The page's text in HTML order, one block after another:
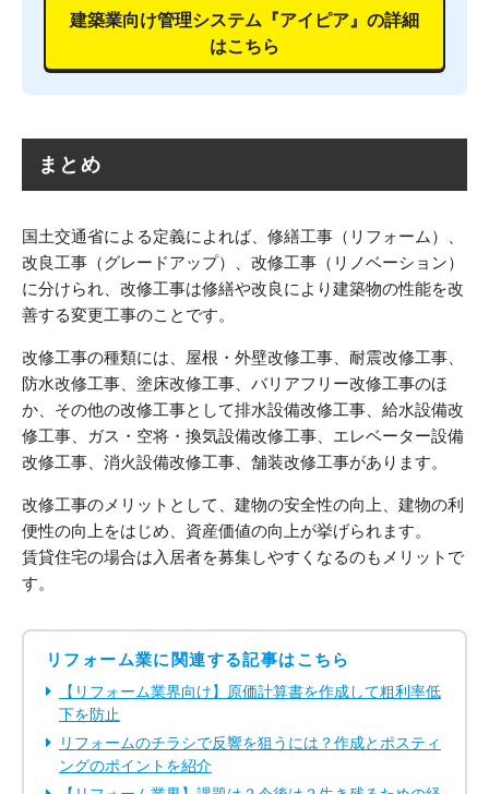
建築業向け管理システム『アイピア』の詳細
はこちら
まとめ
国土交通省による定義によれば、修繕工事（リフォーム）、
改良工事（グレードアップ）、改修工事（リノベーション）
に分けられ、改修工事は修繕や改良により建築物の性能を改
善する変更工事のことです。
改修工事の種類には、屋根・外壁改修工事、耐震改修工事、
防水改修工事、塗床改修工事、バリアフリー改修工事のほ
か、その他の改修工事として排水設備改修工事、給水設備改
修工事、ガス・空将・換気設備改修工事、エレベーター設備
改修工事、消火設備改修工事、舗装改修工事があります。
改修工事のメリットとして、建物の安全性の向上、建物の利
便性の向上をはじめ、資産価値の向上が挙げられます。
賃貸住宅の場合は入居者を募集しやすくなるのもメリットで
す。
リフォーム業に関連する記事はこちら
【リフォーム業界向け】原価計算書を作成して粗利率低
下を防止
リフォームのチラシで反響を狙うには？作成とポスティ
ングのポイントを紹介